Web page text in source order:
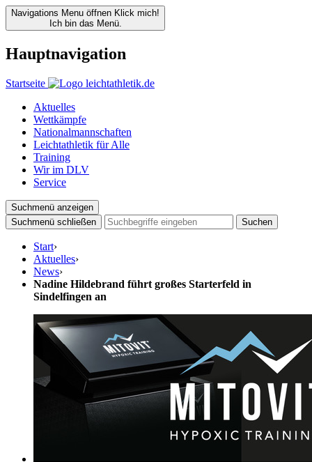
Navigations Menu öffnen Klick mich!
Ich bin das Menü.
Hauptnavigation
Startseite
Aktuelles
Wettkämpfe
Nationalmannschaften
Leichtathletik für Alle
Training
Wir im DLV
Service
Suchmenü anzeigen
Suchmenü schließen
Suchen
Start›
Aktuelles›
News›
Nadine Hildebrand führt großes Starterfeld in
Sindelfingen an